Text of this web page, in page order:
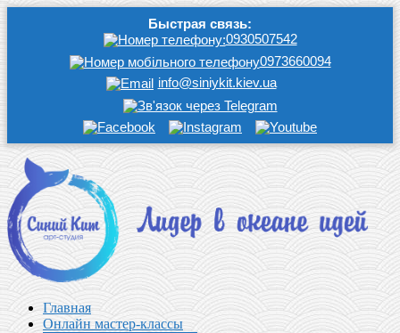
Быстрая связь:
0930507542
0973660094
info@siniykit.kiev.ua
Главная
Онлайн мастер-классы